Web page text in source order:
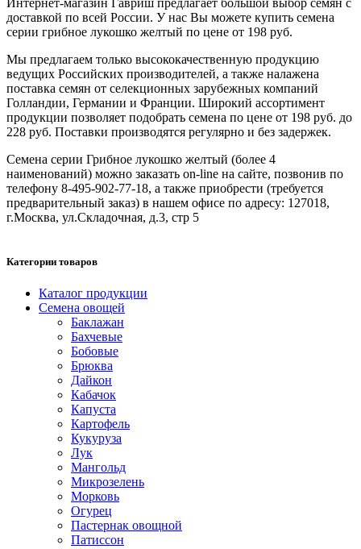
Интернет-магазин Гавриш предлагает большой выбор семян с
доставкой по всей России. У нас Вы можете купить семена
серии грибное лукошко желтый по цене от 198 руб.
Мы предлагаем только высококачественную продукцию
ведущих Российских производителей, а также налажена
поставка семян от селекционных зарубежных компаний
Голландии, Германии и Франции. Широкий ассортимент
продукции позволяет подобрать семена по цене от 198 руб. до
228 руб. Поставки производятся регулярно и без задержек.
Семена серии Грибное лукошко желтый (более 4
наименований) можно заказать on-line на сайте, позвонив по
телефону 8-495-902-77-18, а также приобрести (требуется
предварительный заказ) в нашем офисе по адресу: 127018,
г.Москва, ул.Складочная, д.3, стр 5
Категории товаров
Каталог продукции
Семена овощей
Баклажан
Бахчевые
Бобовые
Брюква
Дайкон
Кабачок
Капуста
Картофель
Кукуруза
Лук
Мангольд
Микрозелень
Морковь
Огурец
Пастернак овощной
Патиссон